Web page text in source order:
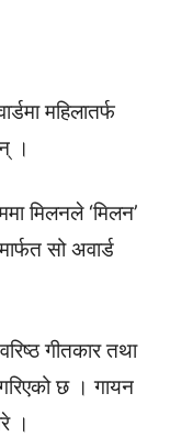
महिलातर्फ
।
मिलनले ‘मिलन’
सो अवार्ड
गीतकार तथा
छ । गायन
।